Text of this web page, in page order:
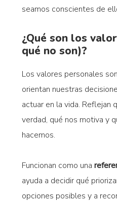
seamos conscientes de
¿Qué son los
qué no son)?
Los valores personales
orientan nuestras
actuar en la vida. Reflejan
verdad, qué nos motiva y
hacemos.
Funcionan como una
ayuda a decidir qué
opciones posibles y a